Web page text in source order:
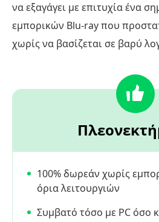
να εξαγάγει με επιτυχία ένα
εμπορικών Blu-ray που
χωρίς να βασίζεται σε βαρύ
100% δωρεάν χωρίς
όρια λειτουργιών
Συμβατό τόσο με PC όσο